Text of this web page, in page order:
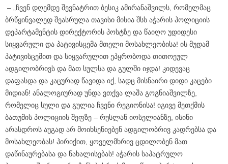
– „ჩვენ დღემდე შევნატრით ბესიკ ამირანაშვილს, რომელმაც
ბრწყინვალედ შეასრულა თავისი მისია შსს აჭარის პოლიციის
დეპარტამენტის დირექტორის პოსტზე და წაიღო უდიდესი
სიყვარული და პატივისცემა მთელი მოსახლეობისა! ის მუდამ
პატივისცემით და სიყვარულით ეპყრობოდა თითოეულ
ადგილობრივს და მათ სულსა და გულში იჯდა! კიდევაც
დაფასდა და კაცურად წავიდა იქ, სადც მისნაირი დიდი კაცები
მიდიან! ანალოგიურად უნდა ვთქვა ლაშა გოგნიაშვილზე,
რომელიც სული და გულია ჩვენი რეგიონისა! იგივე მეთქმის
ბათუმის პოლიციის შეფზე – რუსლან იოსელიანზე, ისინი
არასდროს აუგად არ მოიხსენიებენ ადგილობრივ კადრებსა და
მოსახლეობას! პირიქით, ყოველმხრივ ცდილობენ მათ
დაწინაურებასა და წახალისებას! აჭარის საპატრულო